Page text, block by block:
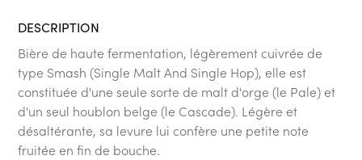
DESCRIPTION
Bière de haute fermentation, légèrement cuivrée de
type Smash (Single Malt And Single Hop), elle est
constituée d'une seule sorte de malt d'orge (le Pale) et
d'un seul houblon belge (le Cascade). Légère et
désaltérante, sa levure lui confère une petite note
fruitée en fin de bouche.